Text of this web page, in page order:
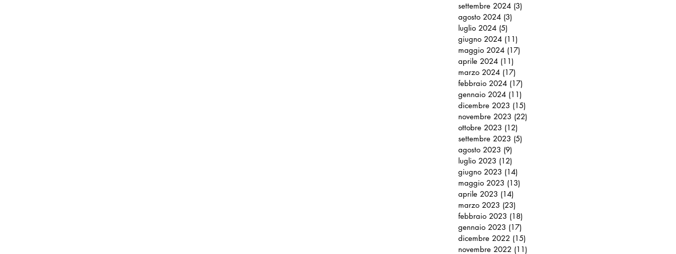
settembre 2024 (3)
agosto 2024 (3)
luglio 2024 (5)
giugno 2024 (11)
maggio 2024 (17)
aprile 2024 (11)
marzo 2024 (17)
febbraio 2024 (17)
gennaio 2024 (11)
dicembre 2023 (15)
novembre 2023 (22)
ottobre 2023 (12)
settembre 2023 (5)
agosto 2023 (9)
luglio 2023 (12)
giugno 2023 (14)
maggio 2023 (13)
aprile 2023 (14)
marzo 2023 (23)
febbraio 2023 (18)
gennaio 2023 (17)
dicembre 2022 (15)
novembre 2022 (11)